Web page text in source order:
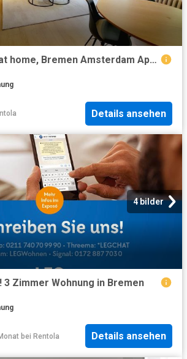
Fantastic & great home, Bremen Amsterdam Apartments for Rent
Details ansehen
4 bilder
Zimmer Wohnung in Bremen
bei Rentola Details ansehen